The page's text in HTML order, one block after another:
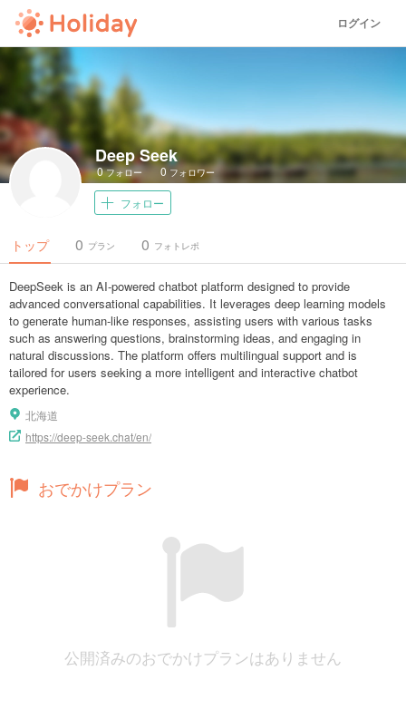
ログイン
Deep Seek
0フォロー 0 フォロワー
フォロー
トップ プラン
0 フォトレポ
0
DeepSeek is an AI-powered chatbot platform designed to provide
advanced conversational capabilities. It leverages deep learning models
to generate human-like responses, assisting users with various tasks
such as answering questions, brainstorming ideas, and engaging in
natural discussions. The platform offers multilingual support and is
tailored for users seeking a more intelligent and interactive chatbot
experience.
北海道
https://deep-seek.chat/en/
おでかけプラン
公開済みのおでかけプランはありません